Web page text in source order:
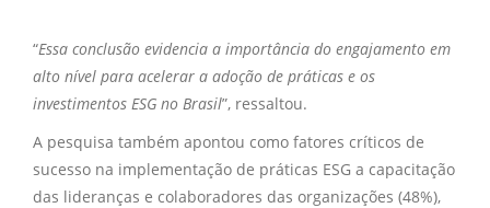
“Essa conclusão evidencia a importância do engajamento em
alto nível para acelerar a adoção de práticas e os
investimentos ESG no Brasil”, ressaltou.
A pesquisa também apontou como fatores críticos de
sucesso na implementação de práticas ESG a capacitação
das lideranças e colaboradores das organizações (48%),